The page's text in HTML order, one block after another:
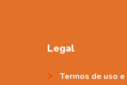
Legal
Termos de uso